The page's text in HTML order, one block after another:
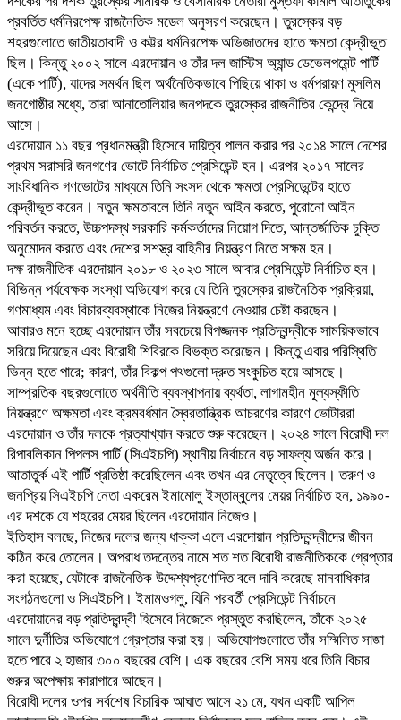
প্রবর্তিত ধর্মনিরপেক্ষ রাজনৈতিক মডেল অনুসরণ করেছেন। তুরস্কের বড়
শহরগুলোতে জাতীয়তাবাদী ও কট্টর ধর্মনিরপেক্ষ অভিজাতদের হাতে ক্ষমতা কেন্দ্রীভূত
ছিল। কিন্তু ২০০২ সালে এরদোয়ান ও তাঁর দল জাস্টিস অ্যান্ড ডেভেলপমেন্ট পার্টি
(একে পার্টি), যাদের সমর্থন ছিল অর্থনৈতিকভাবে পিছিয়ে থাকা ও ধর্মপরায়ণ মুসলিম
জনগোষ্ঠীর মধ্যে, তারা আনাতোলিয়ার জনপদকে তুরস্কের রাজনীতির কেন্দ্রে নিয়ে
আসে।
এরদোয়ান ১১ বছর প্রধানমন্ত্রী হিসেবে দায়িত্ব পালন করার পর ২০১৪ সালে দেশের
প্রথম সরাসরি জনগণের ভোটে নির্বাচিত প্রেসিডেন্ট হন। এরপর ২০১৭ সালের
সাংবিধানিক গণভোটের মাধ্যমে তিনি সংসদ থেকে ক্ষমতা প্রেসিডেন্টের হাতে
কেন্দ্রীভূত করেন। নতুন ক্ষমতাবলে তিনি নতুন আইন করতে, পুরোনো আইন
পরিবর্তন করতে, উচ্চপদস্থ সরকারি কর্মকর্তাদের নিয়োগ দিতে, আন্তর্জাতিক চুক্তি
অনুমোদন করতে এবং দেশের সশস্ত্র বাহিনীর নিয়ন্ত্রণ নিতে সক্ষম হন।
দক্ষ রাজনীতিক এরদোয়ান ২০১৮ ও ২০২৩ সালে আবার প্রেসিডেন্ট নির্বাচিত হন।
বিভিন্ন পর্যবেক্ষক সংস্থা অভিযোগ করে যে তিনি তুরস্কের রাজনৈতিক প্রক্রিয়া,
গণমাধ্যম এবং বিচারব্যবস্থাকে নিজের নিয়ন্ত্রণে নেওয়ার চেষ্টা করছেন।
আবারও মনে হচ্ছে এরদোয়ান তাঁর সবচেয়ে বিপজ্জনক প্রতিদ্বন্দ্বীকে সাময়িকভাবে
সরিয়ে দিয়েছেন এবং বিরোধী শিবিরকে বিভক্ত করেছেন। কিন্তু এবার পরিস্থিতি
ভিন্ন হতে পারে; কারণ, তাঁর বিকল্প পথগুলো দ্রুত সংকুচিত হয়ে আসছে।
সাম্প্রতিক বছরগুলোতে অর্থনীতি ব্যবস্থাপনায় ব্যর্থতা, লাগামহীন মূল্যস্ফীতি
নিয়ন্ত্রণে অক্ষমতা এবং ক্রমবর্ধমান স্বৈরতান্ত্রিক আচরণের কারণে ভোটাররা
এরদোয়ান ও তাঁর দলকে প্রত্যাখ্যান করতে শুরু করেছেন। ২০২৪ সালে বিরোধী দল
রিপাবলিকান পিপলস পার্টি (সিএইচপি) স্থানীয় নির্বাচনে বড় সাফল্য অর্জন করে।
আতাতুর্ক এই পার্টি প্রতিষ্ঠা করেছিলেন এবং তখন এর নেতৃত্বে ছিলেন। তরুণ ও
জনপ্রিয় সিএইচপি নেতা একরেম ইমামোলু ইস্তাম্বুলের মেয়র নির্বাচিত হন, ১৯৯০-
এর দশকে যে শহরের মেয়র ছিলেন এরদোয়ান নিজেও।
ইতিহাস বলছে, নিজের দলের জন্য ধাক্কা এলে এরদোয়ান প্রতিদ্বন্দ্বীদের জীবন
কঠিন করে তোলেন। অপরাধ তদন্তের নামে শত শত বিরোধী রাজনীতিককে গ্রেপ্তার
করা হয়েছে, যেটাকে রাজনৈতিক উদ্দেশ্যপ্রণোদিত বলে দাবি করেছে মানবাধিকার
সংগঠনগুলো ও সিএইচপি। ইমামওগলু, যিনি পরবর্তী প্রেসিডেন্ট নির্বাচনে
এরদোয়ানের বড় প্রতিদ্বন্দ্বী হিসেবে নিজেকে প্রস্তুত করছিলেন, তাঁকে ২০২৫
সালে দুর্নীতির অভিযোগে গ্রেপ্তার করা হয়। অভিযোগগুলোতে তাঁর সম্মিলিত সাজা
হতে পারে ২ হাজার ৩০০ বছরের বেশি। এক বছরের বেশি সময় ধরে তিনি বিচার
শুরুর অপেক্ষায় কারাগারে আছেন।
বিরোধী দলের ওপর সর্বশেষ বিচারিক আঘাত আসে ২১ মে, যখন একটি আপিল